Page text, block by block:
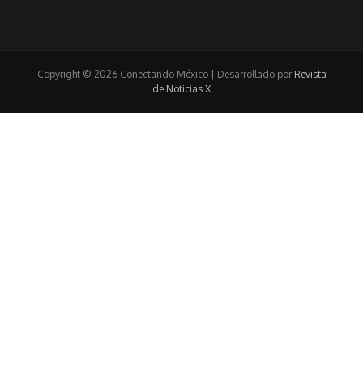
Copyright © 2026 Conectando México | Desarrollado por Revista
de Noticias X